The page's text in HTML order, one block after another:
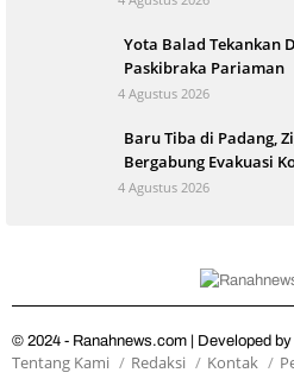
Yota Balad Tekankan
Paskibraka Pariaman
4 Agustus 2026
Baru Tiba di Padang,
Bergabung Evakuasi
4 Agustus 2026
© 2024 - Ranahnews.com | Developed
Tentang Kami Redaksi Kontak